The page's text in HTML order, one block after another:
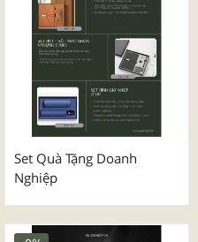
Set Quà Tặng Doanh
Nghiệp